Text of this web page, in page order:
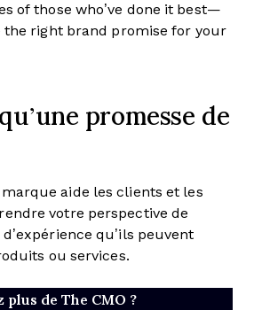
of those who’ve done it best—
the right brand promise for your
promesse de
aide les clients et les
votre perspective de
qu’ils peuvent
ou services.
plus de The CMO ?